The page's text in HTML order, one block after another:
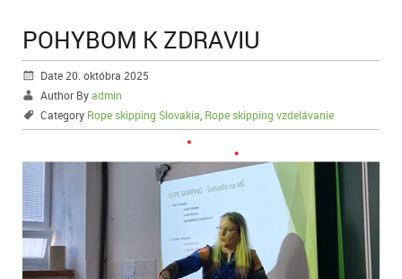
POHYBOM K ZDRAVIU
Date 20. októbra 2025
Author Byadmin
Category Rope skipping Slovakia Rope skipping vzdelávanie